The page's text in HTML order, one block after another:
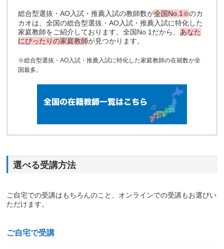
総合型選抜・AO入試・推薦入試の教師数が全国No.1 ※のカ
カオは、全国の総合型選抜・AO入試・推薦入試に特化した
家庭教師をご紹介しております。全国No.1だから、 あなた
にぴったりの家庭教師が見つかります。
※総合型選抜・AO入試・推薦入試に特化した家庭教師の在籍数が全
国最多。
選べる受講方法
ご自宅での受講はもちろんのこと、オンラインでの受講もお選びい
ただけます。
ご自宅で受講